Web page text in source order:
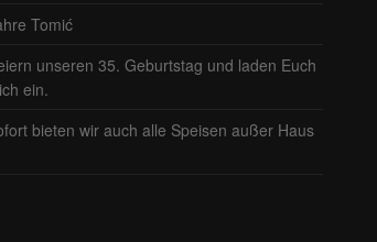
Tomić
unseren 35. Geburtstag und laden Euch
ein.
bieten wir auch alle Speisen außer Haus